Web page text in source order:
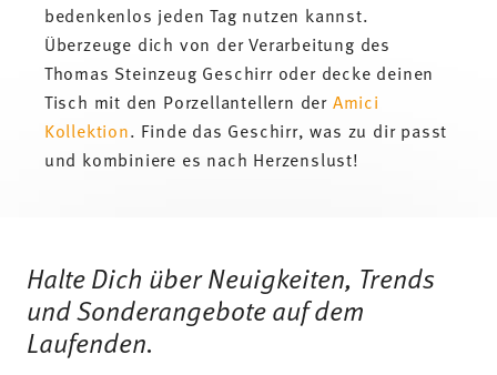
bedenkenlos jeden Tag nutzen kannst.
Überzeuge dich von der Verarbeitung des
Thomas Steinzeug Geschirr oder decke deinen
Tisch mit den Porzellantellern der Amici
Kollektion. Finde das Geschirr, was zu dir passt
und kombiniere es nach Herzenslust!
Halte Dich über Neuigkeiten, Trends
und Sonderangebote auf dem
Laufenden.